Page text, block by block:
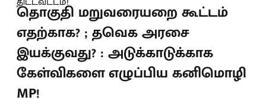
தொகுதி மறுவரையறை கூட்டம்
எதற்காக? ; தவெக அரசை
இயக்குவது? : அடுக்காடுக்காக
கேள்விகளை எழுப்பிய கனிமொழி
MP!